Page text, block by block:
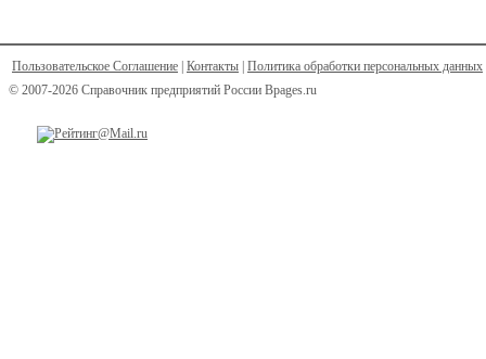
Пользовательское Соглашение Контакты Политика обработки персональных данных
© 2007-2026 Справочник предприятий России Bpages.ru